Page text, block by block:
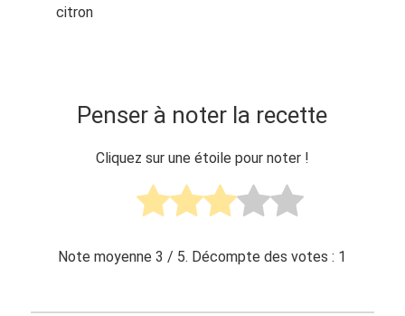
citron
Penser à noter la recette
Cliquez sur une étoile pour noter !
Note moyenne3 / 5. Décompte des votes : 1